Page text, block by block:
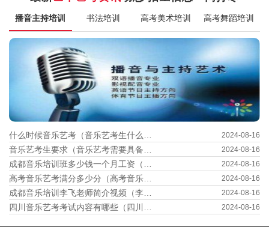
播音主持培训 书法培训 高考美术培训 高考舞蹈培训
什么时候音乐艺考（音乐艺考生什么时候考试） 2024-08-16
音乐艺考生要求（音乐艺考需要具备哪些条件） 2024-08-16
成都音乐培训班多少钱一个月工资（成都 音乐培训） 2024-08-16
高考音乐艺考满分多少分（高考音乐艺考满分多少分数） 2024-08-16
成都音乐培训李飞老师简介视频（李飞cd） 2024-08-16
四川音乐艺考考试内容有哪些（四川音乐艺考时间查询） 2024-08-16